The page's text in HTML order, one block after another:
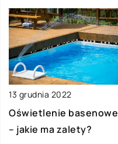
13 grudnia 2022
Oświetlenie basenowe
– jakie ma zalety?